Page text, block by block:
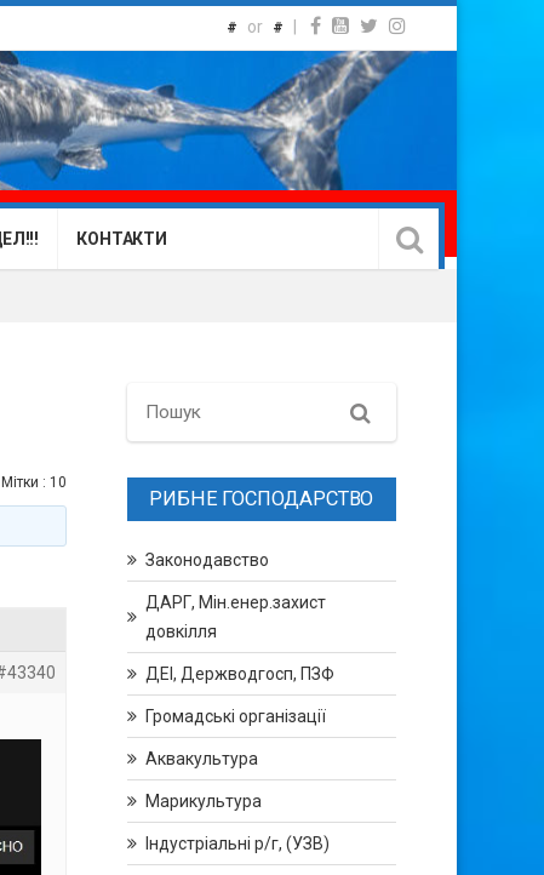
# or #
КОНТАКТИ
Мітки : 10
Search
РИБНЕ ГОСПОДАРСТВО
Законодавство
ДАРГ, Мін.енер.захист
довкілля
ДЕІ, Держводгосп, ПЗФ
Громадські організації
Аквакультура
Марикультура
Індустріальні р/г, (УЗВ)